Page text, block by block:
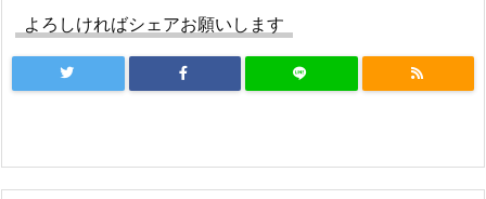
よろしければシェアお願いします